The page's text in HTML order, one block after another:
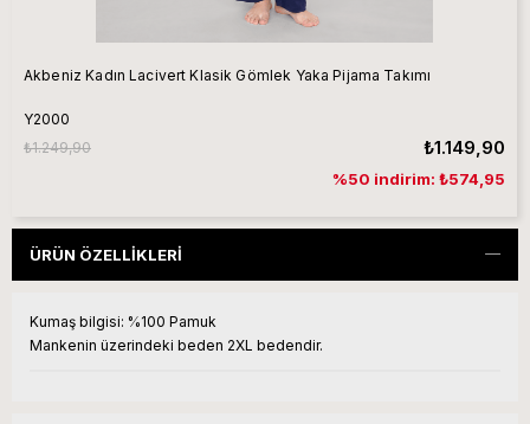
Akbeniz Kadın Lacivert Klasik Gömlek Yaka Pijama Takımı
Y2000
₺1.149,90
₺1.249,90
%50 indirim: ₺574,95
ÜRÜN ÖZELLIKLERI
Kumaş bilgisi: %100 Pamuk
Mankenin üzerindeki beden 2XL bedendir.